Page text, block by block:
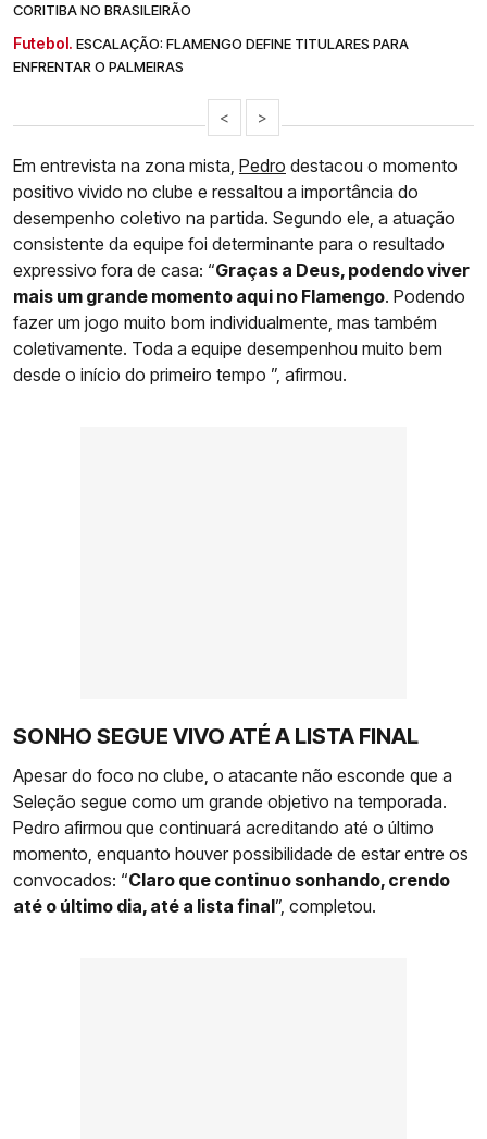
CORITIBA NO BRASILEIRÃO
Futebol. ESCALAÇÃO: FLAMENGO DEFINE TITULARES PARA
ENFRENTAR O PALMEIRAS
< >
Em entrevista na zona mista, Pedro destacou o momento
positivo vivido no clube e ressaltou a importância do
desempenho coletivo na partida. Segundo ele, a atuação
consistente da equipe foi determinante para o resultado
expressivo fora de casa: “Graças a Deus, podendo viver
mais um grande momento aqui no Flamengo. Podendo
fazer um jogo muito bom individualmente, mas também
coletivamente. Toda a equipe desempenhou muito bem
desde o início do primeiro tempo ”, afirmou.
SONHO SEGUE VIVO ATÉ A LISTA FINAL
Apesar do foco no clube, o atacante não esconde que a
Seleção segue como um grande objetivo na temporada.
Pedro afirmou que continuará acreditando até o último
momento, enquanto houver possibilidade de estar entre os
convocados: “Claro que continuo sonhando, crendo
até o último dia, até a lista final”, completou.